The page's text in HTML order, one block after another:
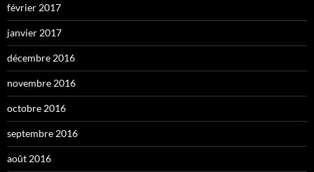
février 2017
janvier 2017
décembre 2016
novembre 2016
octobre 2016
septembre 2016
août 2016